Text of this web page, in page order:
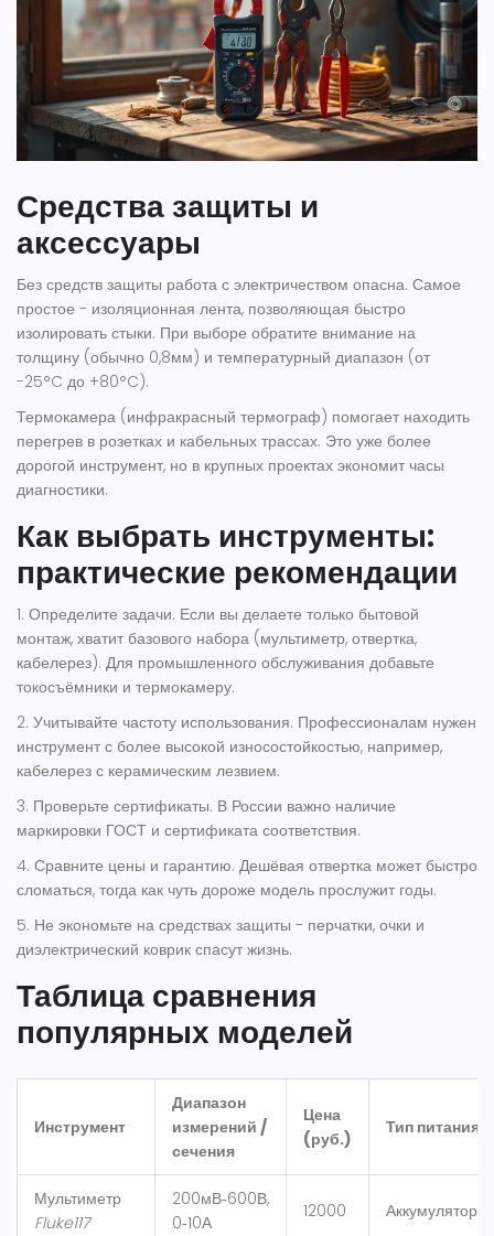
Средства защиты и
аксессуары
Без средств защиты работа с электричеством опасна. Самое
простое - изоляционная лента, позволяющая быстро
изолировать стыки. При выборе обратите внимание на
толщину (обычно 0,8мм) и температурный диапазон (от
-25°C до +80°C).
Термокамера (инфракрасный термограф) помогает находить
перегрев в розетках и кабельных трассах. Это уже более
дорогой инструмент, но в крупных проектах экономит часы
диагностики.
Как выбрать инструменты:
практические рекомендации
1. Определите задачи. Если вы делаете только бытовой
монтаж, хватит базового набора (мультиметр, отвертка,
кабелерез). Для промышленного обслуживания добавьте
токосъёмники и термокамеру.
2. Учитывайте частоту использования. Профессионалам нужен
инструмент с более высокой износостойкостью, например,
кабелерез с керамическим лезвием.
3. Проверьте сертификаты. В России важно наличие
маркировки ГОСТ и сертификата соответствия.
4. Сравните цены и гарантию. Дешёвая отвертка может быстро
сломаться, тогда как чуть дороже модель прослужит годы.
5. Не экономьте на средствах защиты - перчатки, очки и
диэлектрический коврик спасут жизнь.
Таблица сравнения
популярных моделей
Инструмент
Диапазон
измерений /
сечения
Цена
(руб.)
Тип питания
Мультиметр
Fluke117
200мВ‑600В,
0‑10А
12000 Аккумулятор